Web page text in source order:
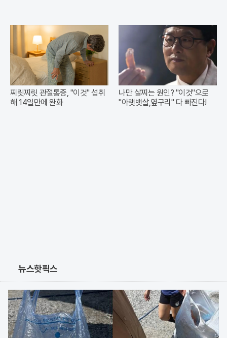
찌릿찌릿 관절통증, "이것" 섭취
해 14일만에 완화
나만 살찌는 원인? "이것"으로
"아랫뱃살,옆구리" 다 빠진다!
뉴스핫픽스